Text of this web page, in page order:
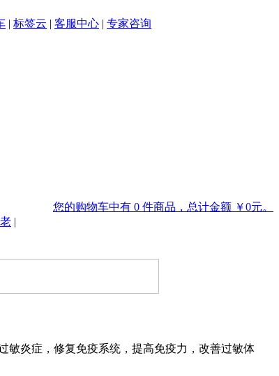
| 标签云 | 客服中心 | 专家咨询
您的购物车中有 0 件商品，总计金额 ￥0元。
|
敏炎症，修复免疫系统，提高免疫力，改善过敏体